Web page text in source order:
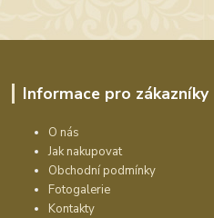
Informace pro zákazníky
O nás
Jak nakupovat
Obchodní podmínky
Fotogalerie
Kontakty